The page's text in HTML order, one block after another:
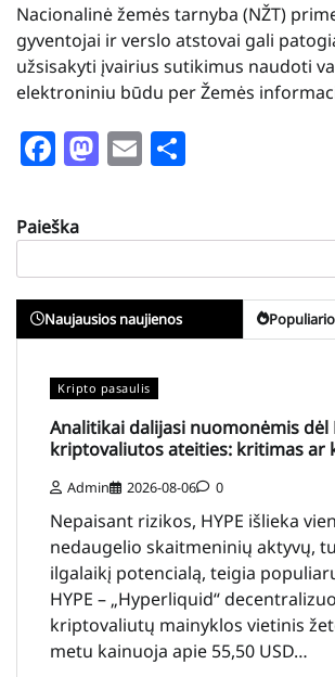
Nacionalinė žemės tarnyba (NŽT)
gyventojai ir verslo atstovai gali
užsisakyti įvairius sutikimus naudoti
elektroniniu būdu per Žemės
Facebook
Mastodon
Email
Paieška
Naujausios naujienos
Kripto pasaulis
Analitikai dalijasi nuomonėmis dėl
kriptovaliutos ateities: kritimas ar
Admin 2026-08-06 0
Nepaisant rizikos, HYPE išlieka
nedaugelio skaitmeninių aktyvų,
ilgalaikį potencialą, teigia
HYPE – „Hyperliquid“
kriptovaliutų mainyklos vietinis
metu kainuoja apie 55,50 USD…